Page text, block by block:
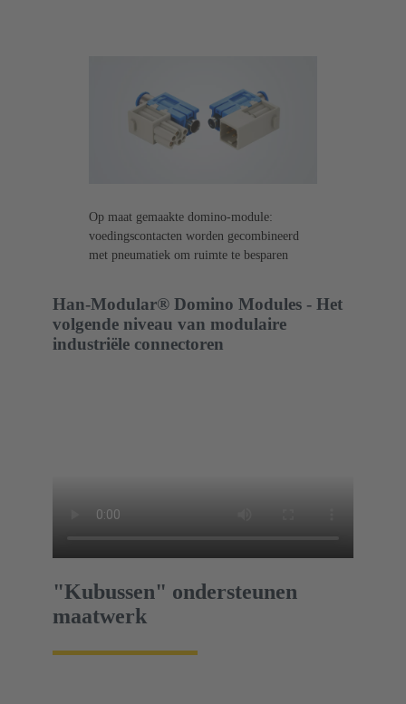
Op maat gemaakte domino-module:
voedingscontacten worden gecombineerd
met pneumatiek om ruimte te besparen
Han-Modular® Domino Modules - Het
volgende niveau van modulaire
industriële connectoren
"Kubussen" ondersteunen
maatwerk